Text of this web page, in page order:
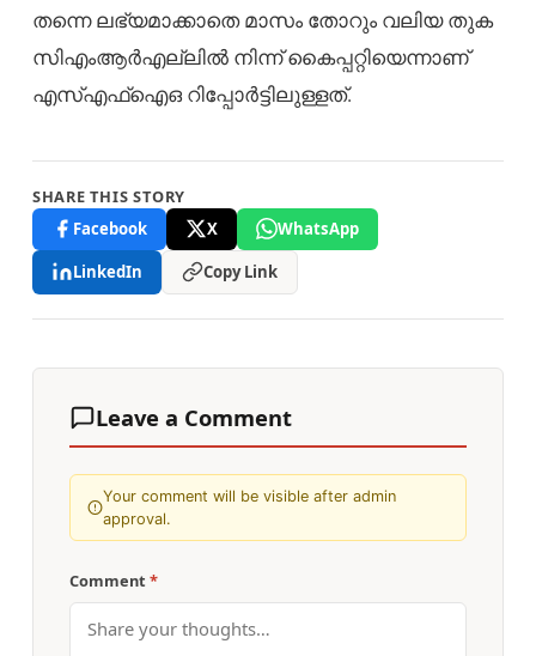
തന്നെ ലഭ്യമാക്കാതെ മാസം തോറും വലിയ തുക
സിഎംആർഎല്ലിൽ നിന്ന് കൈപ്പറ്റിയെന്നാണ്
എസ്എഫ്ഐഒ റിപ്പോർട്ടിലുള്ളത്.
SHARE THIS STORY
Facebook
X
WhatsApp
LinkedIn
Copy Link
Leave a Comment
Your comment will be visible after admin
approval.
Comment *